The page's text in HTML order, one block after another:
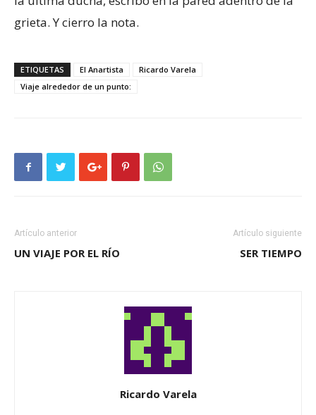
grieta. Y cierro la nota.
ETIQUETAS El Anartista
Ricardo Varela
Viaje alrededor de un punto:
Artículo anterior
UN VIAJE POR EL RÍO
Artículo siguiente
SER TIEMPO
Ricardo Varela